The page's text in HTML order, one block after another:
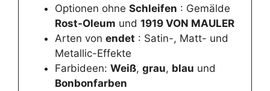
Optionen ohne Schleifen : Gemälde
Rost-Oleum und 1919 VON MAULER
Arten von endet : Satin-, Matt- und
Metallic-Effekte
Farbideen: Weiß, grau, blau und
Bonbonfarben